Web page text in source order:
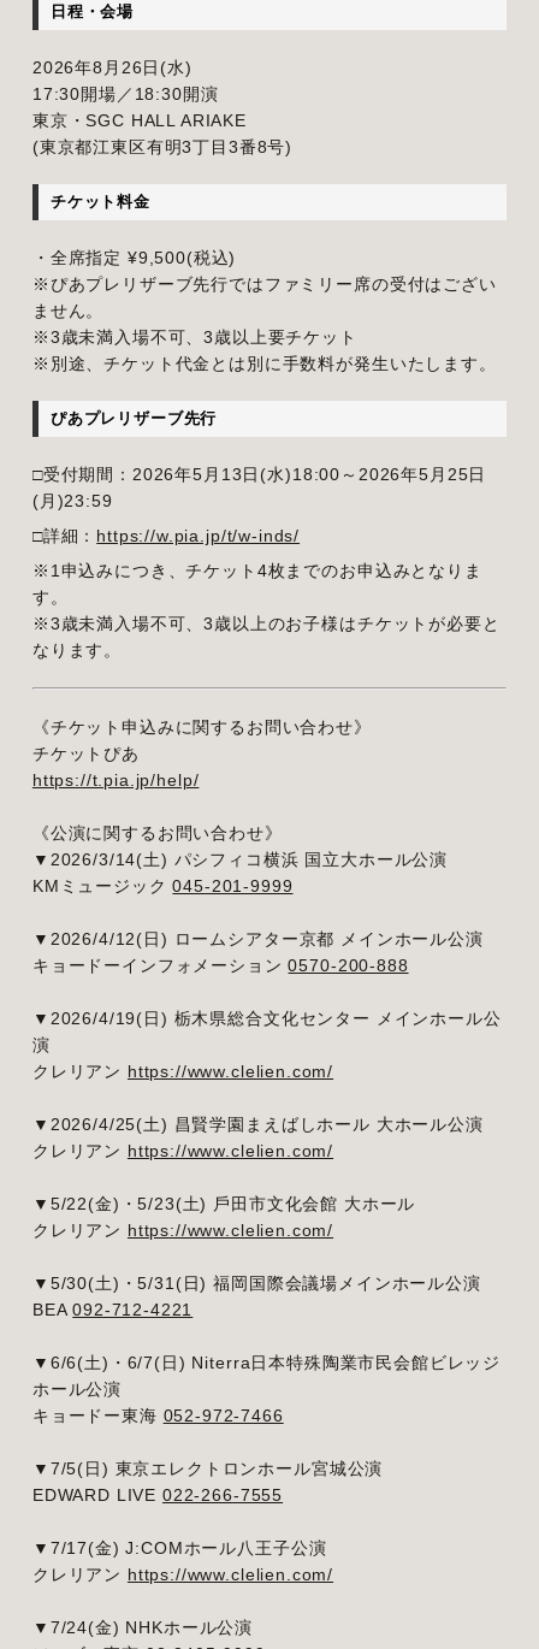
日程・会場
2026年8月26日(水)
17:30開場／18:30開演
東京・SGC HALL ARIAKE
(東京都江東区有明3丁目3番8号)
チケット料金
・全席指定 ¥9,500(税込)
※ぴあプレリザーブ先行ではファミリー席の受付はござい
ません。
※3歳未満入場不可、3歳以上要チケット
※別途、チケット代金とは別に手数料が発生いたします。
ぴあプレリザーブ先行
□受付期間：2026年5月13日(水)18:00～2026年5月25日
(月)23:59
□詳細： https://w.pia.jp/t/w-inds/
※1申込みにつき、チケット4枚までのお申込みとなりま
す。
※3歳未満入場不可、3歳以上のお子様はチケットが必要と
なります。
《チケット申込みに関するお問い合わせ》
チケットぴあ
https://t.pia.jp/help/
《公演に関するお問い合わせ》
▼2026/3/14(土) パシフィコ横浜 国立大ホール公演
KMミュージック045-201-9999
▼2026/4/12(日) ロームシアター京都 メインホール公演
キョードーインフォメーション0570-200-888
▼2026/4/19(日) 栃⽊県総合⽂化センター メインホール公
演
クレリアン https://www.clelien.com/
▼2026/4/25(土) 昌賢学園まえばしホール ⼤ホール公演
クレリアン https://www.clelien.com/
▼5/22(金)・5/23(土) ⼾⽥市⽂化会館 ⼤ホール
クレリアン https://www.clelien.com/
▼5/30(土)・5/31(日) 福岡国際会議場メインホール公演
BEA092-712-4221
▼6/6(土)・6/7(日) Niterra日本特殊陶業市民会館ビレッジ
ホール公演
キョードー東海 052-972-7466
▼7/5(日) 東京エレクトロンホール宮城公演
EDWARD LIVE 022-266-7555
▼7/17(金) J:COMホール八王子公演
クレリアン https://www.clelien.com/
▼7/24(金) NHKホール公演